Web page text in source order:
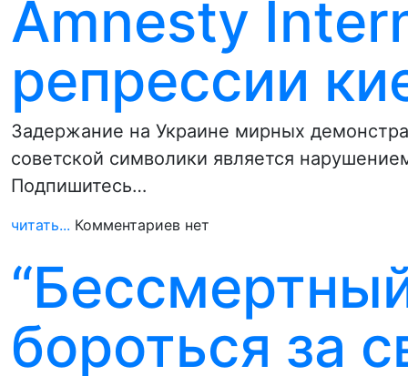
Amnesty
репрессии
Задержание на Украине мирных
советской символики является
Подпишитесь…
читать... Комментариев нет
бороться за